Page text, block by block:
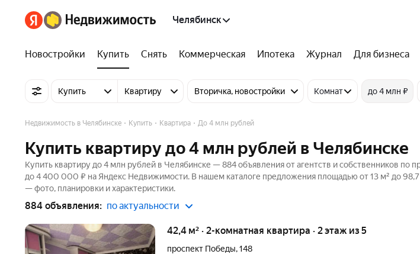
Челябинск
Новостройки Купить Снять Коммерческая Ипотека Журнал Для бизнеса
Купить Квартиру Вторичка, новостройки Комнат до 4 млн ₽
Недвижимость в Челябинске Купить Квартира До 4 млн рублей
Купить квартиру до 4 млн рублей в Челябинске
Купить квартиру до 4 млн рублей в Челябинске — 884 объявления от агентств и собственников по
до 4 400 000 ₽ на Яндекс Недвижимости. В нашем каталоге предложения площадью от 13 м² до
— фото, планировки и характеристики.
884 объявления: по актуальности
42,4 м² · 2-комнатная квартира · 2 этаж из 5
проспект Победы,148